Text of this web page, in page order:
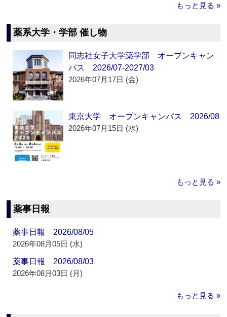
もっと見る »
薬系大学・学部 催し物
同志社女子大学薬学部 オープンキャン
パス 2026/07-2027/03
2026年07月17日 (金)
東京大学 オープンキャンパス 2026/08
2026年07月15日 (水)
もっと見る »
薬事日報
薬事日報 2026/08/05
2026年08月05日 (水)
薬事日報 2026/08/03
2026年08月03日 (月)
もっと見る »